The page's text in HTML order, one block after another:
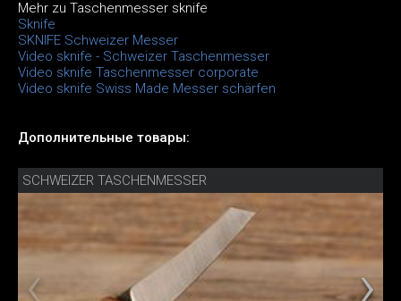
Mehr zu Taschenmesser sknife
Sknife
SKNIFE Schweizer Messer
Video sknife - Schweizer Taschenmesser
Video sknife Taschenmesser corporate
Video sknife Swiss Made Messer schärfen
Дополнительные товары:
SCHWEIZER TASCHENMESSER